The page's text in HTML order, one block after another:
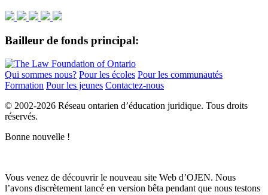
Bailleur de fonds principal:
Qui sommes nous? Pour les écoles Pour les communautés
Formation Pour les jeunes Contactez-nous
© 2002-2026 Réseau ontarien d’éducation juridique. Tous droits
réservés.
Bonne nouvelle !
Vous venez de découvrir le nouveau site Web d’OJEN. Nous
l’avons discrètement lancé en version bêta pendant que nous testons